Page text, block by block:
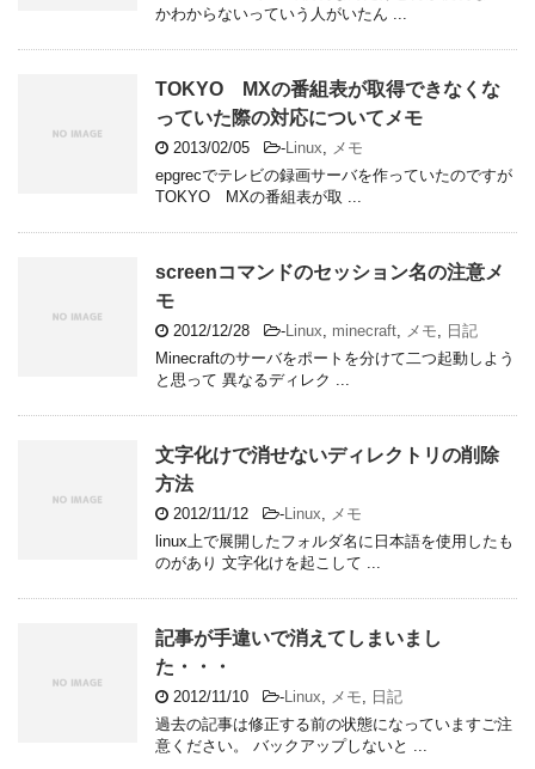
かわからないっていう人がいたん ...
TOKYO MXの番組表が取得できなくな
っていた際の対応についてメモ
2013/02/05 -Linux, メモ
epgrecでテレビの録画サーバを作っていたのですが
TOKYO MXの番組表が取 ...
screenコマンドのセッション名の注意メ
モ
2012/12/28 -Linux, minecraft, メモ, 日記
Minecraftのサーバをポートを分けて二つ起動しよう
と思って 異なるディレク ...
文字化けで消せないディレクトリの削除
方法
2012/11/12 -Linux, メモ
linux上で展開したフォルダ名に日本語を使用したも
のがあり 文字化けを起こして ...
記事が手違いで消えてしまいまし
た・・・
2012/11/10 -Linux, メモ, 日記
過去の記事は修正する前の状態になっていますご注
意ください。 バックアップしないと ...